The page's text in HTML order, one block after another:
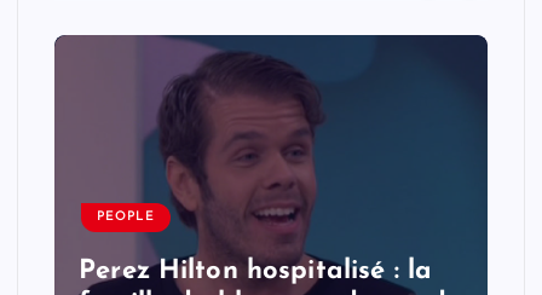
PEOPLE
Perez Hilton hospitalisé : la